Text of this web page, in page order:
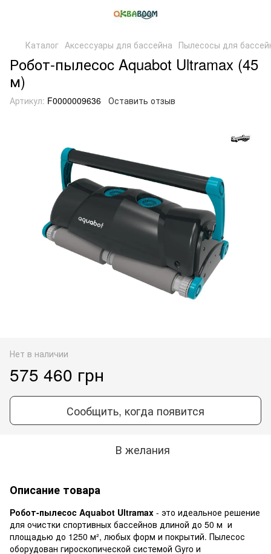
Каталог Аксессуары для бассейна Пылесосы для
Робот-пылесоc Aquabot Ultramax (45
м)
Артикул: F0000009636 Оставить отзыв
Нет в наличии
575 460 грн
Сообщить, когда появится
В желания
Описание товара
Робот-пылесоc Aquabot Ultramax - это идеальное решение
для очистки спортивных бассейнов длиной до 50 м и
площадью до 1250 м², любых форм и покрытий. Пылесос
оборудован гироскопической системой Gyro и